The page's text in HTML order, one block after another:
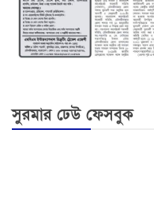
সুরমার ঢেউ ফেসবুক